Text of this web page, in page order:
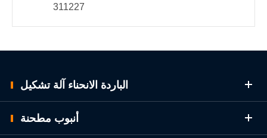
311227
الباردة الانحناء آلة تشكيل
أنبوب مطحنة